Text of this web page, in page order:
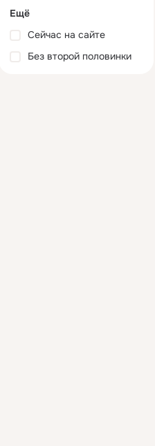
Ещё
Сейчас на сайте
Без второй половинки